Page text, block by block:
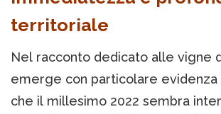
territoriale
Nel racconto dedicato alle vigne
emerge con particolare evidenza
che il millesimo 2022 sembra